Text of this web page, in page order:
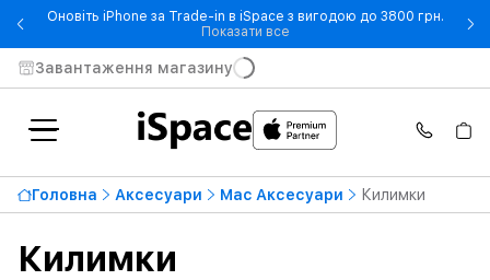
Оновіть iPhone за Trade-in в iSpace з вигодою до 3800 грн.
Показати все- Оновіть iPhone за Trade-in
Завантаження магазину
Головна Аксесуари Mac Аксесуари Килимки
Килимки
Від До